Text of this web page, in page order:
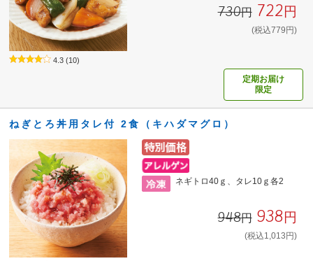
730円 722円
(税込779円)
4.3 (10)
定期お届け
限定
ねぎとろ丼用タレ付 2食（キハダマグロ）
ネギトロ40ｇ、タレ10ｇ各2
948円 938円
(税込1,013円)